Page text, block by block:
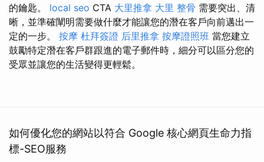
的鑰匙。 local seo CTA 大里推拿 大里 整骨 需要突出、清
晰，並準確闡明需要做什麼才能讓您的潛在客戶向前邁出一
定的一步。 按摩 杜拜簽證 后里推拿 按摩證照班 當您建立
鼓勵特定潛在客戶群跟進的電子郵件時，細分可以區分您的
受眾並讓您的生活變得更輕鬆。
如何優化您的網站以符合 Google 核心網頁生命力指
標-SEO服務